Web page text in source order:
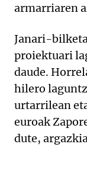
armarriaren
Janari-
proiektuari
daude.
hilero
urtarrilean
euroak
dute,